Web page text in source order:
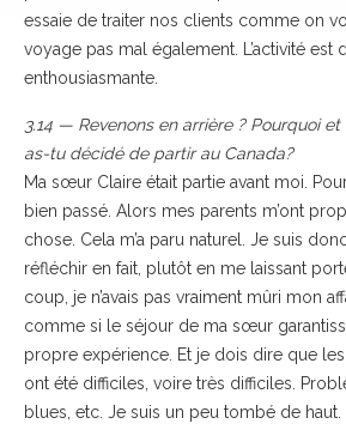
essaie de traiter nos clients comme on
voyage pas mal également. L’activité est
enthousiasmante.
3.14 — Revenons en arrière ? Pourquoi
as-tu décidé de partir au Canada?
Ma sœur Claire était partie avant moi.
bien passé. Alors mes parents m’ont
chose. Cela m’a paru naturel. Je suis
réfléchir en fait, plutôt en me laissant
coup, je n’avais pas vraiment mûri mon
comme si le séjour de ma sœur
propre expérience. Et je dois dire que
ont été difficiles, voire très difficiles.
blues, etc. Je suis un peu tombé de haut.